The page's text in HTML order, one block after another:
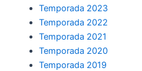
Temporada 2023
Temporada 2022
Temporada 2021
Temporada 2020
Temporada 2019